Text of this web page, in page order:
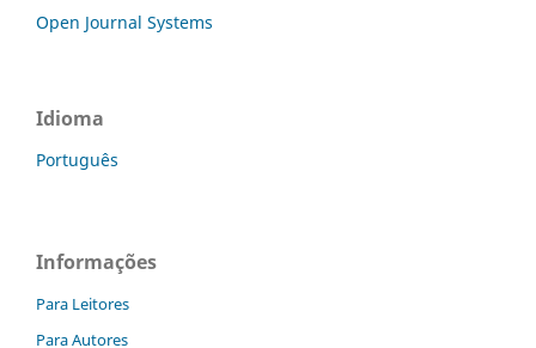
Open Journal Systems
Idioma
Português
Informações
Para Leitores
Para Autores